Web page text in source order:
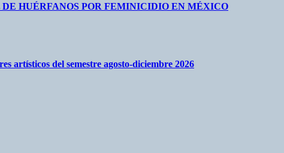
HUÉRFANOS POR FEMINICIDIO EN MÉXICO
artísticos del semestre agosto-diciembre 2026